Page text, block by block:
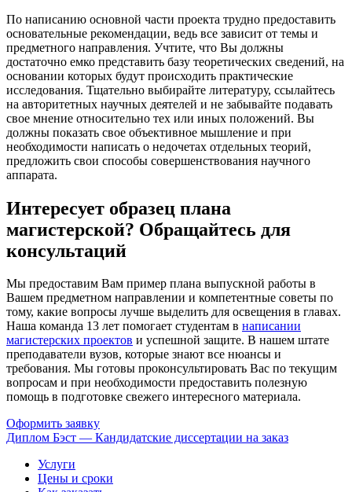
По написанию основной части проекта трудно предоставить
основательные рекомендации, ведь все зависит от темы и
предметного направления. Учтите, что Вы должны
достаточно емко представить базу теоретических сведений, на
основании которых будут происходить практические
исследования. Тщательно выбирайте литературу, ссылайтесь
на авторитетных научных деятелей и не забывайте подавать
свое мнение относительно тех или иных положений. Вы
должны показать свое объективное мышление и при
необходимости написать о недочетах отдельных теорий,
предложить свои способы совершенствования научного
аппарата.
Интересует образец плана
магистерской? Обращайтесь для
консультаций
Мы предоставим Вам пример плана выпускной работы в
Вашем предметном направлении и компетентные советы по
тому, какие вопросы лучше выделить для освещения в главах.
Наша команда 13 лет помогает студентам в написании
магистерских проектов и успешной защите. В нашем штате
преподаватели вузов, которые знают все нюансы и
требования. Мы готовы проконсультировать Вас по текущим
вопросам и при необходимости предоставить полезную
помощь в подготовке свежего интересного материала.
Оформить заявку
Диплом Бэст — Кандидатские диссертации на заказ
Услуги
Цены и сроки